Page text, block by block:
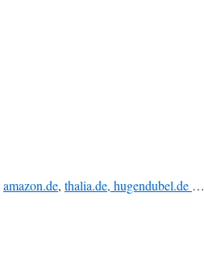
amazon.de, thalia.de, hugendubel.de …